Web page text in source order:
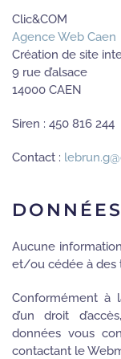
Clic&COM
Agence Web Caen
Création de site
9 rue d’alsace
14000 CAEN
Siren : 450 816 244
Contact :
Aucune
et/ou cédée à des
Conformément à
d’un droit
données vous
contactant le